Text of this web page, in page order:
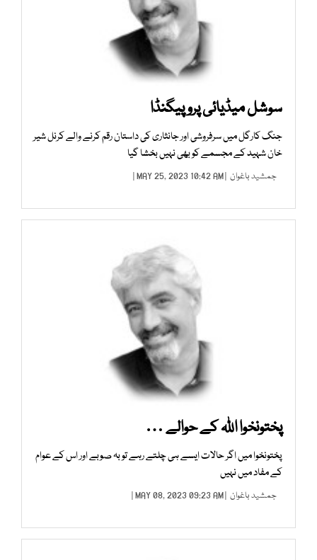
سوشل میڈیائی پروپیگنڈا
جنگ کارگل میں سرفروشی اور جانثاری کی داستان رقم کرنے والے کرنل شیر
خان شہید کے مجسمے کو بھی نہیں بخشا گیا
جمشید باغوان | MAY 25, 2023 10:42 AM |
پختونخوا اﷲ کے حوالے …
پختونخوا میں اگر حالات ایسے ہی چلتے رہے تو بہ صوبے اور اس کے عوام
کے مفاد میں نہیں
جمشید باغوان | MAY 08, 2023 09:23 AM |